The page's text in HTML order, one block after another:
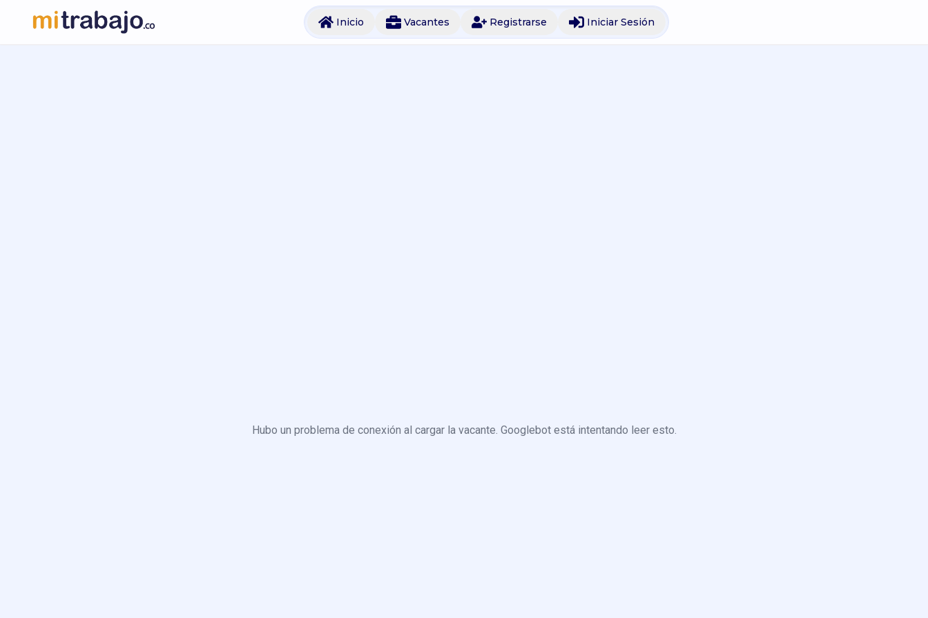
Inicio Vacantes Registrarse Iniciar Sesión
Hubo un problema de conexión al cargar la vacante. Googlebot está intentando leer esto.